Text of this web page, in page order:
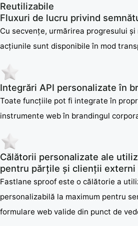
Reutilizabile
Fluxuri de lucru privind
Cu secvențe, urmărirea progresului
acțiunile sunt disponibile în mod
Integrări API personalizate în
Toate funcțiile pot fi integrate în
instrumente web în brandingul
Călătorii personalizate ale
pentru părțile și clienții externi
Fastlane sproof este o călătorie a
personalizabilă la maximum pentru
formulare web valide din punct de